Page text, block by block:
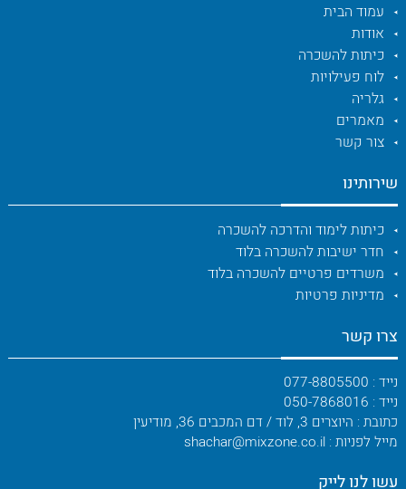
עמוד הבית
אודות
כיתות להשכרה
לוח פעילויות
גלריה
מאמרים
צור קשר
שירותינו
כיתות לימוד והדרכה להשכרה
חדר ישיבות להשכרה בלוד
משרדים פרטיים להשכרה בלוד
מדיניות פרטיות
צרו קשר
נייד : 077-8805500
נייד : 050-7868016
כתובת : היוצרים 3, לוד / דם המכבים 36, מודיעין
מייל לפניות : shachar@mixzone.co.il
עשו לנו לייק